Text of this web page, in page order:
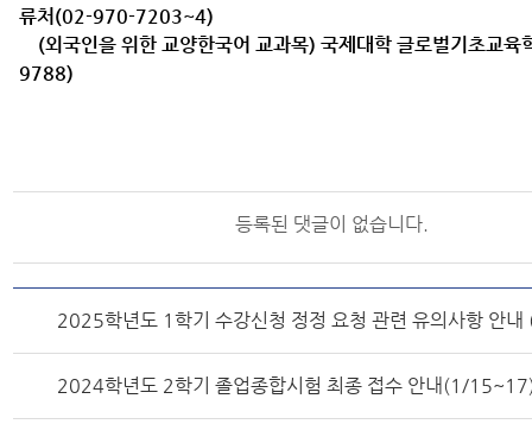
류처(02-970-7203~4)
(외국인을 위한 교양한국어 교과목) 국제대학 글로벌기초교
9788)
등록된 댓글이 없습니다.
2025학년도 1학기 수강신청 정정 요청 관련 유의사항 안
2024학년도 2학기 졸업종합시험 최종 접수 안내(1/